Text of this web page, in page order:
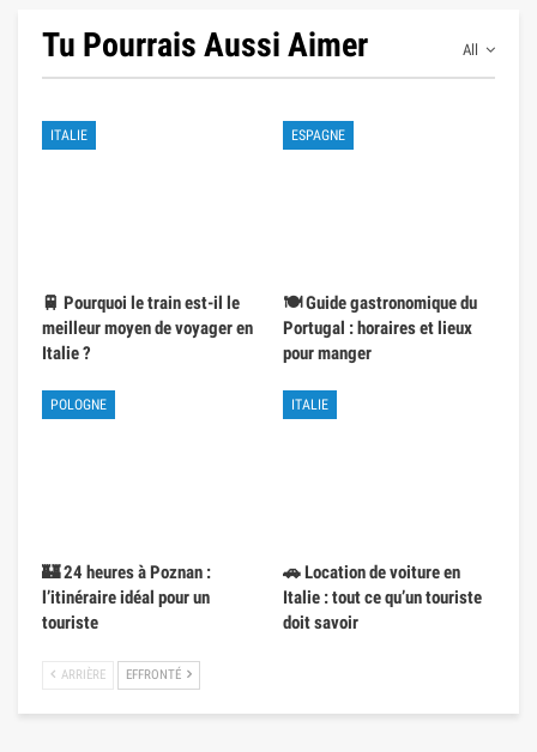
All
Tu Pourrais Aussi Aimer
ITALIE
🚆 Pourquoi le train est-il le
meilleur moyen de voyager en
Italie ?
ESPAGNE
🍽️ Guide gastronomique du
Portugal : horaires et lieux
pour manger
POLOGNE
🏰 24 heures à Poznan :
l’itinéraire idéal pour un
touriste
ITALIE
🚗 Location de voiture en
Italie : tout ce qu’un touriste
doit savoir
ARRIÈRE EFFRONTÉ